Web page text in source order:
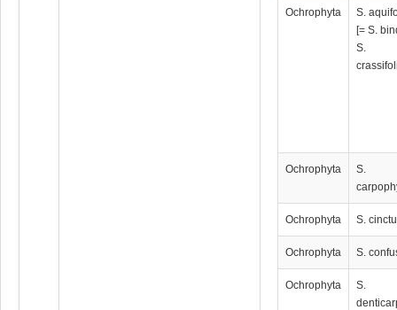
Ochrophyta
S.
[= S.
S.
Ochrophyta
S.
Ochrophyta S.
Ochrophyta S.
Ochrophyta
S.